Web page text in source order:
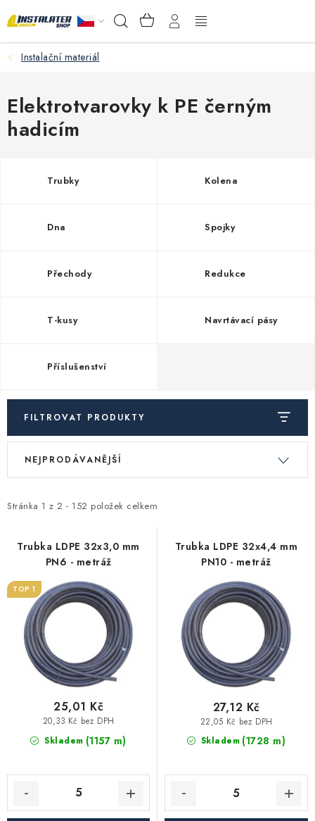
na
Hledat NÁKUPNÍ
KOŠÍK
Vytápění a chlazení
Komíny a kouřovody
Čerpadla a vodárny
Filtrování vody
Zahrada a závlaha
Koupelna a sanita
Spojovací materiál
VELKOOBCHOD
PORADŇA
PRODEJNA
Kontakty Poštovné a doprava
Obchodní podmínky
Reklamační podmínky
Pravidla ochrany osobních údajů (GDPR)
Obchodní podmínky půjčovny nářadí
Moje objednávka
Instalační materiál
Elektrotvarovky k PE černým
hadicím
Trubky Kolena
Dna Spojky
Přechody Redukce
T-kusy Navrtávací pásy
Příslušenství
FILTROVAT PRODUKTY
V
i
o
Stránka 1 z 2 - 152 položek celkem
Ř
e
r
NEJPRODÁVANĚJŠÍ
Trubka LDPE 32x3,0 mm
PN6 - metráž
TOP 1
Skladem (1157 m)
20,33 Kč bez DPH
25,01 Kč
Trubka LDPE 32x4,4 mm
PN10 - metráž
Skladem (1728 m)
22,05 Kč bez DPH
27,12 Kč